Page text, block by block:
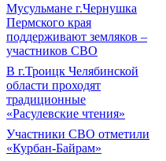
Мусульмане г.Чернушка
Пермского края
поддерживают земляков –
участников СВО
В г.Троицк Челябинской
области проходят
традиционные
«Расулевские чтения»
Участники СВО отметили
«Курбан-Байрам»